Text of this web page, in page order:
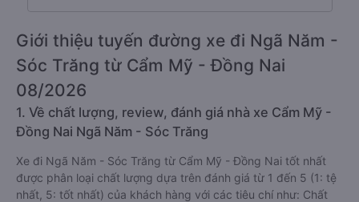
Giới thiệu tuyến đường xe đi Ngã Năm -
Sóc Trăng từ Cẩm Mỹ - Đồng Nai
08/2026
1. Về chất lượng, review, đánh giá nhà xe Cẩm Mỹ -
Đồng Nai Ngã Năm - Sóc Trăng
Xe đi Ngã Năm - Sóc Trăng từ Cẩm Mỹ - Đồng Nai tốt nhất
được phân loại chất lượng dựa trên đánh giá từ 1 đến 5 (1: tệ
nhất, 5: tốt nhất) của khách hàng với các tiêu chí như: Chất